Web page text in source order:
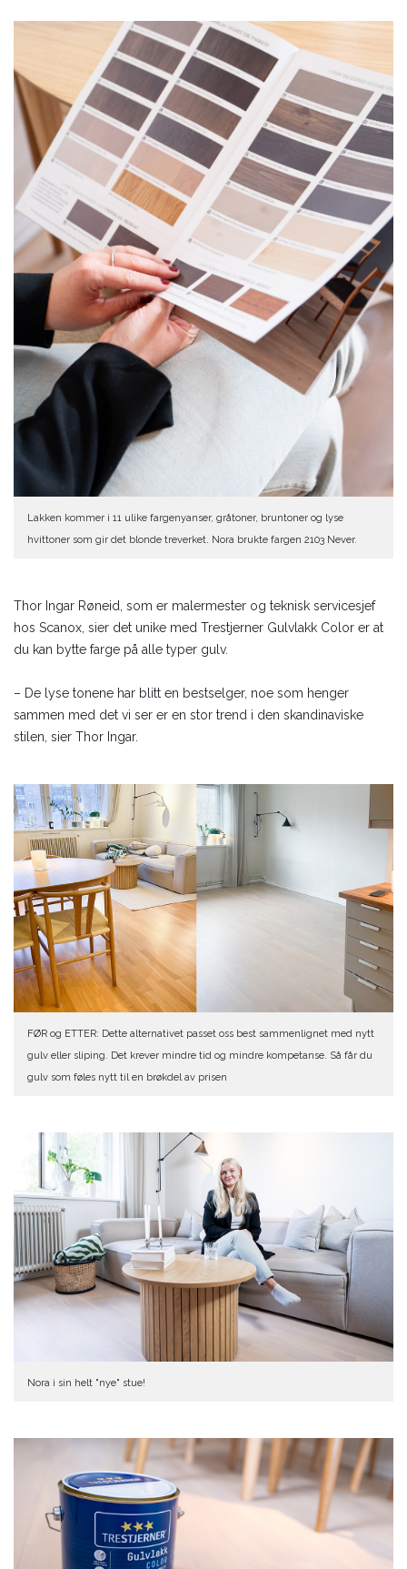
Lakken kommer i 11 ulike fargenyanser, gråtoner, bruntoner og lyse
hvittoner som gir det blonde treverket. Nora brukte fargen 2103 Never.
Thor Ingar Røneid, som er malermester og teknisk servicesjef
hos Scanox, sier det unike med Trestjerner Gulvlakk Color er at
du kan bytte farge på alle typer gulv.
– De lyse tonene har blitt en bestselger, noe som henger
sammen med det vi ser er en stor trend i den skandinaviske
stilen, sier Thor Ingar.
FØR og ETTER: Dette alternativet passet oss best sammenlignet med nytt
gulv eller sliping. Det krever mindre tid og mindre kompetanse. Så får du
gulv som føles nytt til en brøkdel av prisen
Nora i sin helt "nye" stue!